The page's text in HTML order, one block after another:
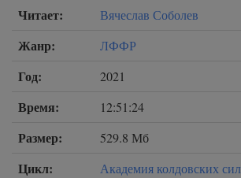
Читает: Вячеслав Соболев
Жанр: ЛФФР
Год: 2021
Время: 12:51:24
Размер: 529.8 Мб
Цикл: Академия колдовских сил